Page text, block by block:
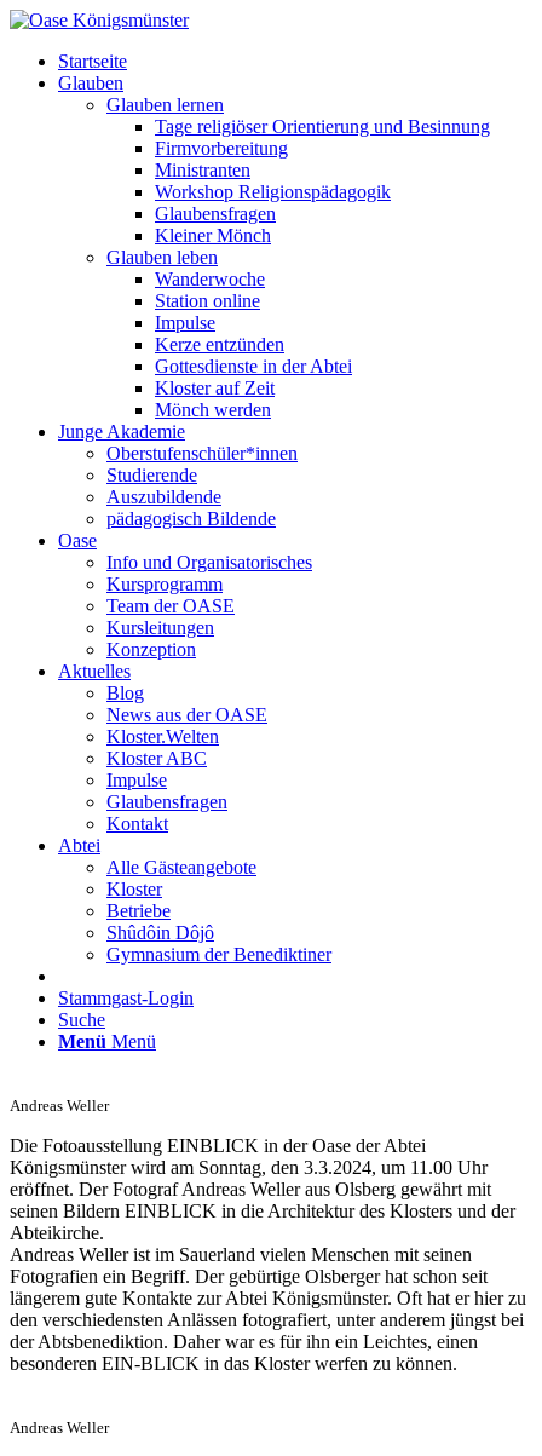
Startseite
Glauben
Glauben lernen
Tage religiöser Orientierung und Besinnung
Firmvorbereitung
Ministranten
Workshop Religionspädagogik
Glaubensfragen
Kleiner Mönch
Glauben leben
Wanderwoche
Station online
Impulse
Kerze entzünden
Gottesdienste in der Abtei
Kloster auf Zeit
Mönch werden
Junge Akademie
Oberstufenschüler*innen
Studierende
Auszubildende
pädagogisch Bildende
Oase
Info und Organisatorisches
Kursprogramm
Team der OASE
Kursleitungen
Konzeption
Aktuelles
Blog
News aus der OASE
Kloster.Welten
Kloster ABC
Impulse
Glaubensfragen
Kontakt
Abtei
Alle Gästeangebote
Kloster
Betriebe
Shûdôin Dôjô
Gymnasium der Benediktiner
Stammgast-Login
Suche
Menü Menü
Andreas Weller
Die Fotoausstellung EINBLICK in der Oase der Abtei
Königsmünster wird am Sonntag, den 3.3.2024, um 11.00 Uhr
eröffnet. Der Fotograf Andreas Weller aus Olsberg gewährt mit
seinen Bildern EINBLICK in die Architektur des Klosters und der
Abteikirche.
Andreas Weller ist im Sauerland vielen Menschen mit seinen
Fotografien ein Begriff. Der gebürtige Olsberger hat schon seit
längerem gute Kontakte zur Abtei Königsmünster. Oft hat er hier zu
den verschiedensten Anlässen fotografiert, unter anderem jüngst bei
der Abtsbenediktion. Daher war es für ihn ein Leichtes, einen
besonderen EIN-BLICK in das Kloster werfen zu können.
Andreas Weller